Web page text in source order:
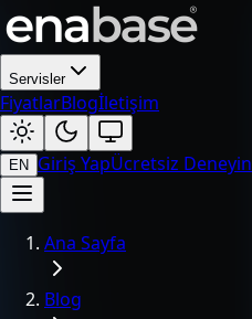
Servisler
FiyatlarBlogİletişim
EN Giriş YapÜcretsiz Deneyin
Ana Sayfa
Blog